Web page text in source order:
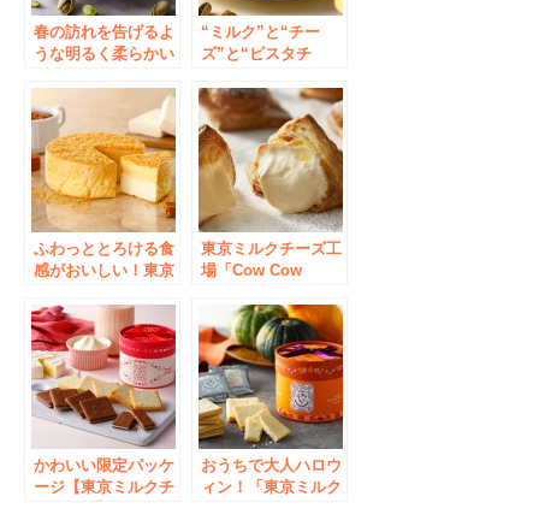
す！
春の訪れを告げるよ
うな明るく柔らかい
に心も華やぐ。【東
京ミルクチーズ工
場】より「ミルクチ
ーズケーキ ピスタ
チオ」登場
“ミルク”と“チー
ズ”と“ピスタチ
のハーモニーから生
まれたとろ～りクリ
ームの「ミルクパイ
ピスタチオ」が期間
限定で登場
ふわっととろける食
感がおいしい！東京
り秋におすすめ「ミ
ルクチーズケーキ
キャラメル」を新発
売
東京ミルクチーズ工
場「Cow Cow
トレ秋葉原にグラン
ドオープン！
かわいい限定パッケ
ージ【東京ミルクチ
おうちで大人ハロウ
ィン！「東京ミルク